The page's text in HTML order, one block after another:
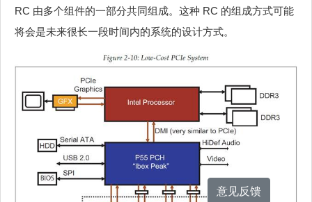
RC 由多个组件的一部分共同组成。这种 RC 的组成方式可能
将会是未来很长一段时间内的系统的设计方式。
意见反馈